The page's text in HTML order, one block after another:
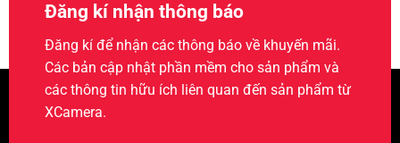
Đăng kí nhận thông báo
Đăng kí để nhận các thông báo về khuyến mãi.
Các bản cập nhật phần mềm cho sản phẩm và
các thông tin hữu ích liên quan đến sản phẩm từ
XCamera.